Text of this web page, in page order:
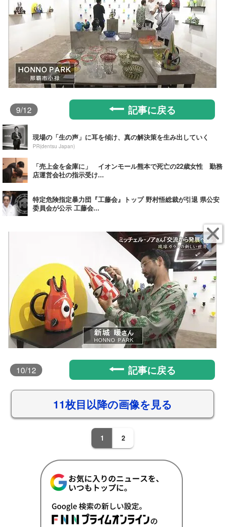
9/12 記事に戻る
現場の「生の声」に耳を傾け、真の解決策を生み出していく
PR(dentsu Japan)
「売上金を金庫に」 イオンモール熊本で死亡の22歳女性 勤務
店運営会社の指示受け...
特定危険指定暴力団『工藤会』トップ 野村悟総裁が引退 県公安
委員会が公示 工藤会...
10/12 記事に戻る
11枚目以降の画像を見る
1 2